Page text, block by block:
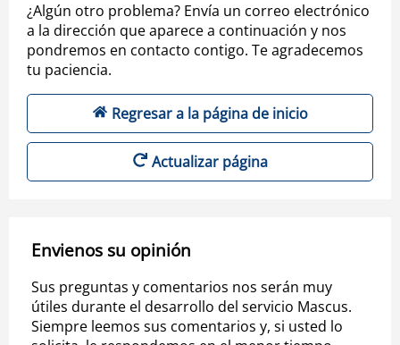
¿Algún otro problema? Envía un correo electrónico
a la dirección que aparece a continuación y nos
pondremos en contacto contigo. Te agradecemos
tu paciencia.
Regresar a la página de inicio
Actualizar página
Envienos su opinión
Sus preguntas y comentarios nos serán muy
útiles durante el desarrollo del servicio Mascus.
Siempre leemos sus comentarios y, si usted lo